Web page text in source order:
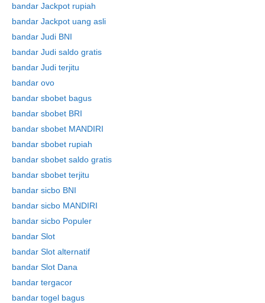
bandar Jackpot rupiah
bandar Jackpot uang asli
bandar Judi BNI
bandar Judi saldo gratis
bandar Judi terjitu
bandar ovo
bandar sbobet bagus
bandar sbobet BRI
bandar sbobet MANDIRI
bandar sbobet rupiah
bandar sbobet saldo gratis
bandar sbobet terjitu
bandar sicbo BNI
bandar sicbo MANDIRI
bandar sicbo Populer
bandar Slot
bandar Slot alternatif
bandar Slot Dana
bandar tergacor
bandar togel bagus